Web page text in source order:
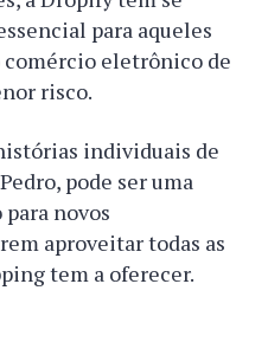
para aqueles
comércio eletrônico de
risco.
individuais de
pode ser uma
novos
aproveitar todas as
tem a oferecer.